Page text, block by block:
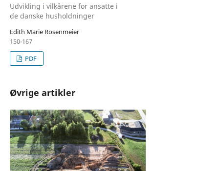
Udvikling i vilkårene for ansatte i
de danske husholdninger
Edith Marie Rosenmeier
150-167
PDF
Øvrige artikler